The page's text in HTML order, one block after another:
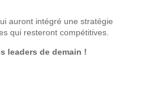
auront intégré une stratégie
qui resteront compétitives.
leaders de demain !